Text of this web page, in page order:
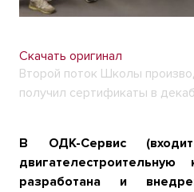
Скачать оригинал
Второй поток Школы
получил сертификаты в
В ОДК-Сервис
разработана и